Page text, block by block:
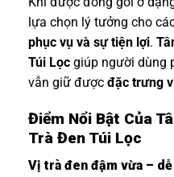
lựa chọn lý tưởng cho
phục vụ và sự tiện lợi.
Túi Lọc giúp người dùng
vẫn giữ được đặc trưng
Điểm Nổi Bật Của
Trà Đen Túi Lọc
Vị trà đen đậm vừa –